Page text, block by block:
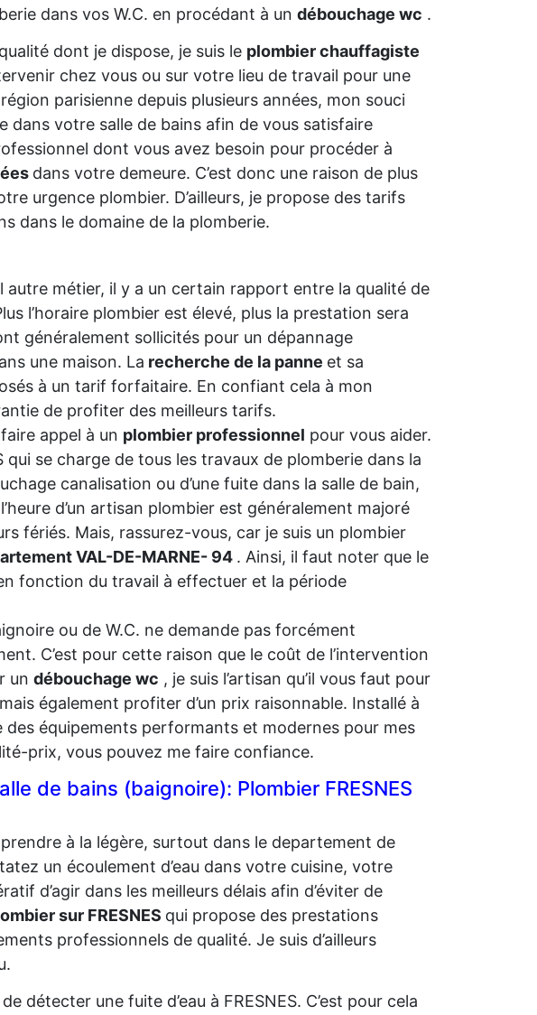
dans vos W.C. en procédant à un débouchage wc .
dont je dispose, je suis le plombier chauffagiste
chez vous ou sur votre lieu de travail pour une
parisienne depuis plusieurs années, mon souci
dans votre salle de bains afin de vous satisfaire
dont vous avez besoin pour procéder à
dans votre demeure. C’est donc une raison de plus
urgence plombier. D’ailleurs, je propose des tarifs
dans le domaine de la plomberie.
autre métier, il y a un certain rapport entre la qualité de
l’horaire plombier est élevé, plus la prestation sera
généralement sollicités pour un dépannage
une maison. La recherche de la panne et sa
à un tarif forfaitaire. En confiant cela à mon
de profiter des meilleurs tarifs.
appel à un plombier professionnel pour vous aider.
se charge de tous les travaux de plomberie dans la
canalisation ou d’une fuite dans la salle de bain,
d’un artisan plombier est généralement majoré
fériés. Mais, rassurez-vous, car je suis un plombier
VAL-DE-MARNE- 94 . Ainsi, il faut noter que le
fonction du travail à effectuer et la période
ou de W.C. ne demande pas forcément
C’est pour cette raison que le coût de l’intervention
un débouchage wc , je suis l’artisan qu’il vous faut pour
également profiter d’un prix raisonnable. Installé à
des équipements performants et modernes pour mes
prix, vous pouvez me faire confiance.
de bains (baignoire): Plombier FRESNES
à la légère, surtout dans le departement de
un écoulement d’eau dans votre cuisine, votre
d’agir dans les meilleurs délais afin d’éviter de
sur FRESNES qui propose des prestations
professionnels de qualité. Je suis d’ailleurs
détecter une fuite d’eau à FRESNES. C’est pour cela